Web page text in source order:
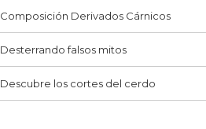
Composición Derivados Cárnicos
Desterrando falsos mitos
Descubre los cortes del cerdo